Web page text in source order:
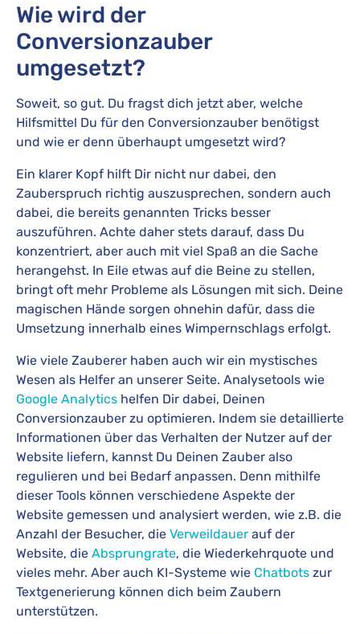
Wie wird der
Conversionzauber
umgesetzt?
Soweit, so gut. Du fragst dich jetzt aber, welche
Hilfsmittel Du für den Conversionzauber benötigst
und wie er denn überhaupt umgesetzt wird?
Ein klarer Kopf hilft Dir nicht nur dabei, den
Zauberspruch richtig auszusprechen, sondern auch
dabei, die bereits genannten Tricks besser
auszuführen. Achte daher stets darauf, dass Du
konzentriert, aber auch mit viel Spaß an die Sache
herangehst. In Eile etwas auf die Beine zu stellen,
bringt oft mehr Probleme als Lösungen mit sich. Deine
magischen Hände sorgen ohnehin dafür, dass die
Umsetzung innerhalb eines Wimpernschlags erfolgt.
Wie viele Zauberer haben auch wir ein mystisches
Wesen als Helfer an unserer Seite. Analysetools wie
Google Analytics helfen Dir dabei, Deinen
Conversionzauber zu optimieren. Indem sie detaillierte
Informationen über das Verhalten der Nutzer auf der
Website liefern, kannst Du Deinen Zauber also
regulieren und bei Bedarf anpassen. Denn mithilfe
dieser Tools können verschiedene Aspekte der
Website gemessen und analysiert werden, wie z.B. die
Anzahl der Besucher, die Verweildauer auf der
Website, die Absprungrate, die Wiederkehrquote und
vieles mehr. Aber auch KI-Systeme wie Chatbots zur
Textgenerierung können dich beim Zaubern
unterstützen.